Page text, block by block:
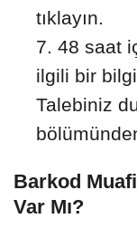
tıklayın.
48 saat
ilgili bir
Talebiniz
Barkod
Var Mı?